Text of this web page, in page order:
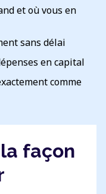
et où vous en
sans délai
en capital
comme
façon